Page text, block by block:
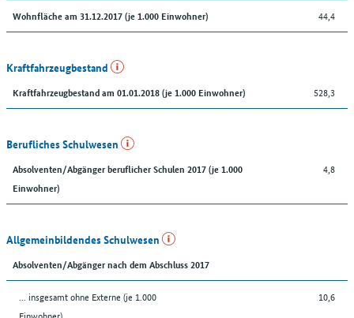
Wohnfläche am 31.12.2017 (je 1.000 Einwohner) 44,4
Kraftfahrzeugbestand
Kraftfahrzeugbestand am 01.01.2018 (je 1.000 Einwohner) 528,3
Berufliches Schulwesen
Absolventen/Abgänger beruflicher Schulen 2017 (je 1.000
Einwohner)
4,8
Allgemeinbildendes Schulwesen
Absolventen/Abgänger nach dem Abschluss 2017
... insgesamt ohne Externe (je 1.000
Einwohner)
10,6